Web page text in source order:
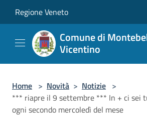
Regione Veneto
Comune di
Vicentino
Home > Novità > Notizie >
*** riapre il 9 settembre *** In + ci sei
ogni secondo mercoledì del mese